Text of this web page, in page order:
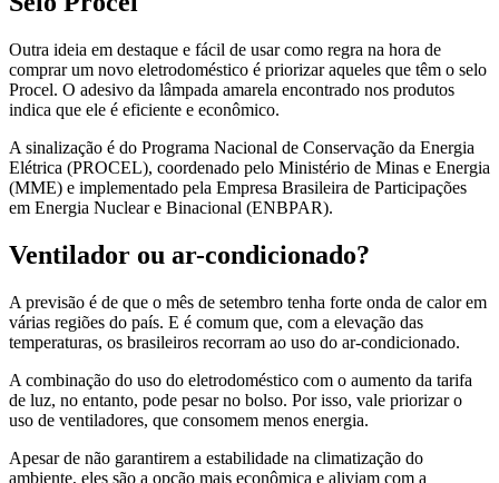
Outra ideia em destaque e fácil de usar como regra na hora de
comprar um novo eletrodoméstico é priorizar aqueles que têm o selo
Procel. O adesivo da lâmpada amarela encontrado nos produtos
indica que ele é eficiente e econômico.
A sinalização é do Programa Nacional de Conservação da Energia
Elétrica (PROCEL), coordenado pelo Ministério de Minas e Energia
(MME) e implementado pela Empresa Brasileira de Participações
em Energia Nuclear e Binacional (ENBPAR).
Ventilador ou ar-condicionado?
A previsão é de que o mês de setembro tenha forte onda de calor em
várias regiões do país. E é comum que, com a elevação das
temperaturas, os brasileiros recorram ao uso do ar-condicionado.
A combinação do uso do eletrodoméstico com o aumento da tarifa
de luz, no entanto, pode pesar no bolso. Por isso, vale priorizar o
uso de ventiladores, que consomem menos energia.
Apesar de não garantirem a estabilidade na climatização do
ambiente, eles são a opção mais econômica e aliviam com a